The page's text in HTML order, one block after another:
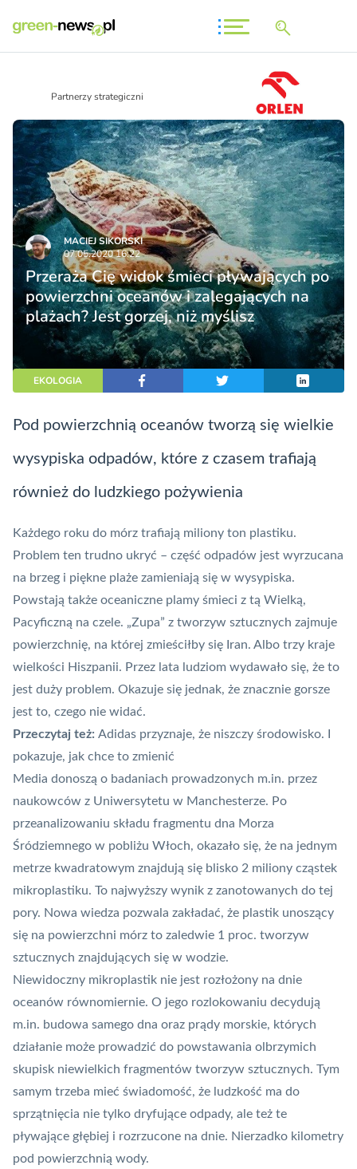
Partnerzy strategiczni
MACIEJ SIKORSKI
07.05.2020 16:22
Przeraża Cię widok śmieci pływających po
powierzchni oceanów i zalegających na
plażach? Jest gorzej, niż myślisz
EKOLOGIA
Pod powierzchnią oceanów tworzą się wielkie
wysypiska odpadów, które z czasem trafiają
również do ludzkiego pożywienia
Każdego roku do mórz trafiają miliony ton plastiku.
Problem ten trudno ukryć – część odpadów jest wyrzucana
na brzeg i piękne plaże zamieniają się w wysypiska.
Powstają także oceaniczne plamy śmieci z tą Wielką,
Pacyficzną na czele. „Zupa” z tworzyw sztucznych zajmuje
powierzchnię, na której zmieściłby się Iran. Albo trzy kraje
wielkości Hiszpanii. Przez lata ludziom wydawało się, że to
jest duży problem. Okazuje się jednak, że znacznie gorsze
jest to, czego nie widać.
Przeczytaj też: Adidas przyznaje, że niszczy środowisko. I
pokazuje, jak chce to zmienić
Media donoszą o badaniach prowadzonych m.in. przez
naukowców z Uniwersytetu w Manchesterze. Po
przeanalizowaniu składu fragmentu dna Morza
Śródziemnego w pobliżu Włoch, okazało się, że na jednym
metrze kwadratowym znajdują się blisko 2 miliony cząstek
mikroplastiku. To najwyższy wynik z zanotowanych do tej
pory. Nowa wiedza pozwala zakładać, że plastik unoszący
się na powierzchni mórz to zaledwie 1 proc. tworzyw
sztucznych znajdujących się w wodzie.
Niewidoczny mikroplastik nie jest rozłożony na dnie
oceanów równomiernie. O jego rozlokowaniu decydują
m.in. budowa samego dna oraz prądy morskie, których
działanie może prowadzić do powstawania olbrzymich
skupisk niewielkich fragmentów tworzyw sztucznych. Tym
samym trzeba mieć świadomość, że ludzkość ma do
sprzątnięcia nie tylko dryfujące odpady, ale też te
pływające głębiej i rozrzucone na dnie. Nierzadko kilometry
pod powierzchnią wody.